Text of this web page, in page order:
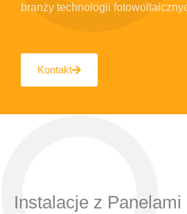
branży technologii
Kontakt
Instalacje z Panelami